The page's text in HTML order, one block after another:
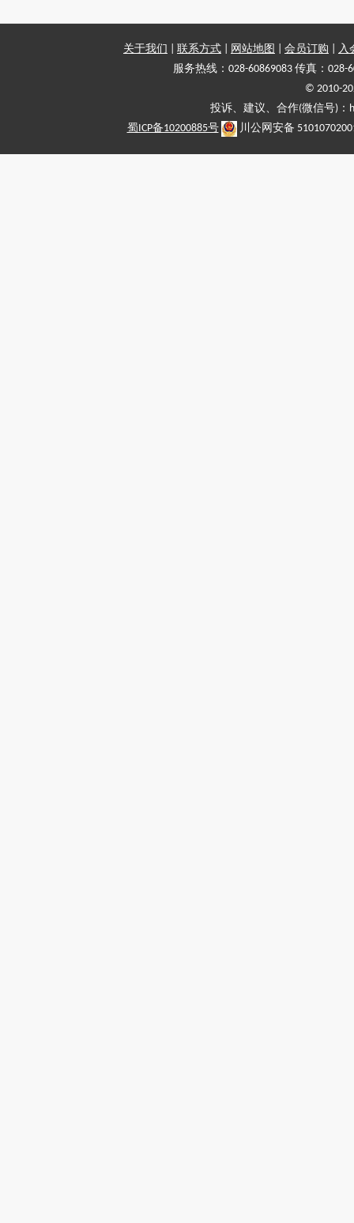
关于我们 联系方式 网站地图 会员订购
入
服务热线：028-60869083 传真：028-
© 2010-
投诉、建议、合作(微信号)
蜀ICP备10200885号
川公网安备